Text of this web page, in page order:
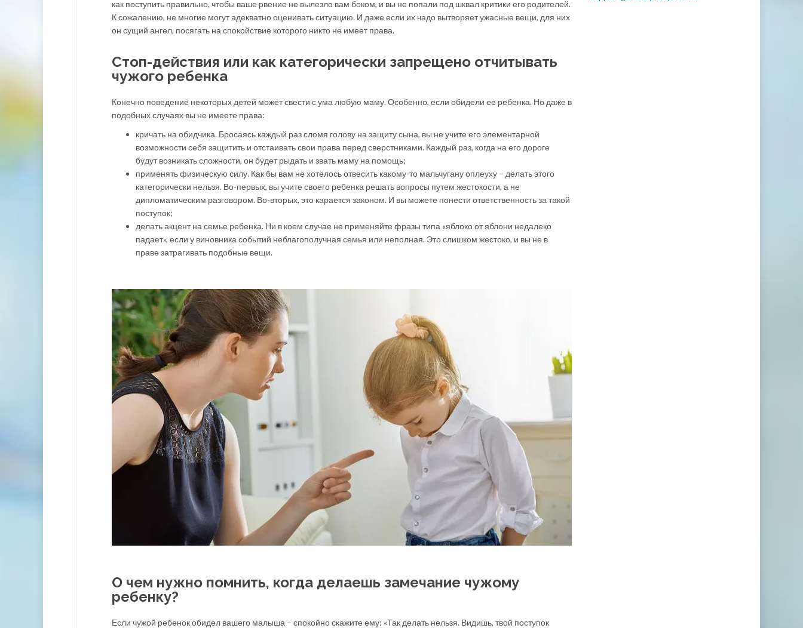
как поступить правильно, чтобы ваше рвение не вылезло вам боком, и вы не попали под шквал критики его родителей.
К сожалению, не многие могут адекватно оценивать ситуацию. И даже если их чадо вытворяет ужасные вещи, для них
он сущий ангел, посягать на спокойствие которого никто не имеет права.
Стоп-действия или как категорически запрещено отчитывать
чужого ребенка
Конечно поведение некоторых детей может свести с ума любую маму. Особенно, если обидели ее ребенка. Но даже в
подобных случаях вы не имеете права:
кричать на обидчика. Бросаясь каждый раз сломя голову на защиту сына, вы не учите его элементарной
возможности себя защитить и отстаивать свои права перед сверстниками. Каждый раз, когда на его дороге
будут возникать сложности, он будет рыдать и звать маму на помощь;
применять физическую силу. Как бы вам не хотелось отвесить какому-то мальчугану оплеуху – делать этого
категорически нельзя. Во-первых, вы учите своего ребенка решать вопросы путем жестокости, а не
дипломатическим разговором. Во-вторых, это карается законом. И вы можете понести ответственность за такой
поступок;
делать акцент на семье ребенка. Ни в коем случае не применяйте фразы типа «яблоко от яблони недалеко
падает», если у виновника событий неблагополучная семья или неполная. Это слишком жестоко, и вы не в
праве затрагивать подобные вещи.
О чем нужно помнить, когда делаешь замечание чужому
ребенку?
Если чужой ребенок обидел вашего малыша – спокойно скажите ему: «Так делать нельзя. Видишь, твой поступок